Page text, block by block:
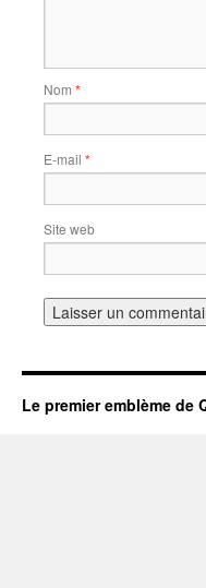
Nom *
E-mail *
Site web
Le premier emblème de